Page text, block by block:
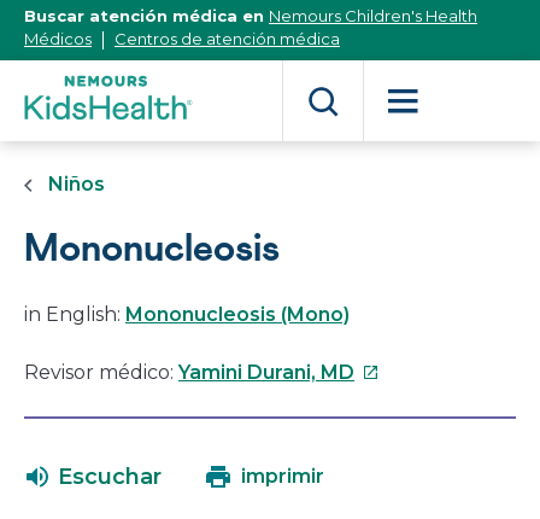
[Skip
Content]
Buscar atención médica en Nemours Children's Health
Médicos
Centros de atención médica
Niños
Mononucleosis
in English: Mononucleosis (Mono)
Revisor médico:Yamini Durani, MD Este
Escuchar imprimir